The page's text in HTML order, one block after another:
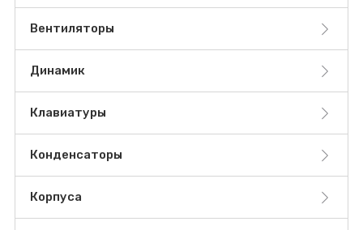
Вентиляторы
Динамик
Клавиатуры
Конденсаторы
Корпуса